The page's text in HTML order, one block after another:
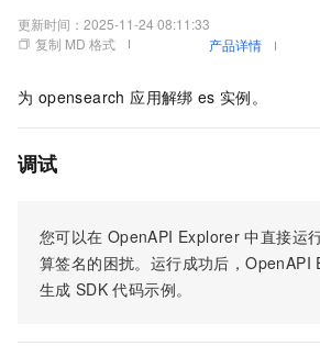
更新时间： 2025-11-24 08:11:33
复制 MD 格式
产品详情
为 opensearch 应用解绑 es 实例。
调试
您可以在 OpenAPI Explorer 中直接运
算签名的困扰。运行成功后，OpenAPI
生成 SDK 代码示例。